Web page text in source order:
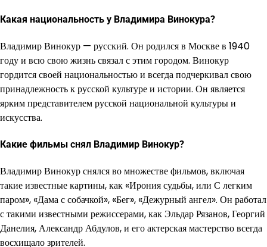
Какая национальность у Владимира Винокура?
Владимир Винокур — русский. Он родился в Москве в 1940
году и всю свою жизнь связал с этим городом. Винокур
гордится своей национальностью и всегда подчеркивал свою
принадлежность к русской культуре и истории. Он является
ярким представителем русской национальной культуры и
искусства.
Какие фильмы снял Владимир Винокур?
Владимир Винокур снялся во множестве фильмов, включая
такие известные картины, как «Ирония судьбы, или С легким
паром», «Дама с собачкой», «Бег», «Дежурный ангел». Он работал
с такими известными режиссерами, как Эльдар Рязанов, Георгий
Данелия, Александр Абдулов, и его актерская мастерство всегда
восхищало зрителей.